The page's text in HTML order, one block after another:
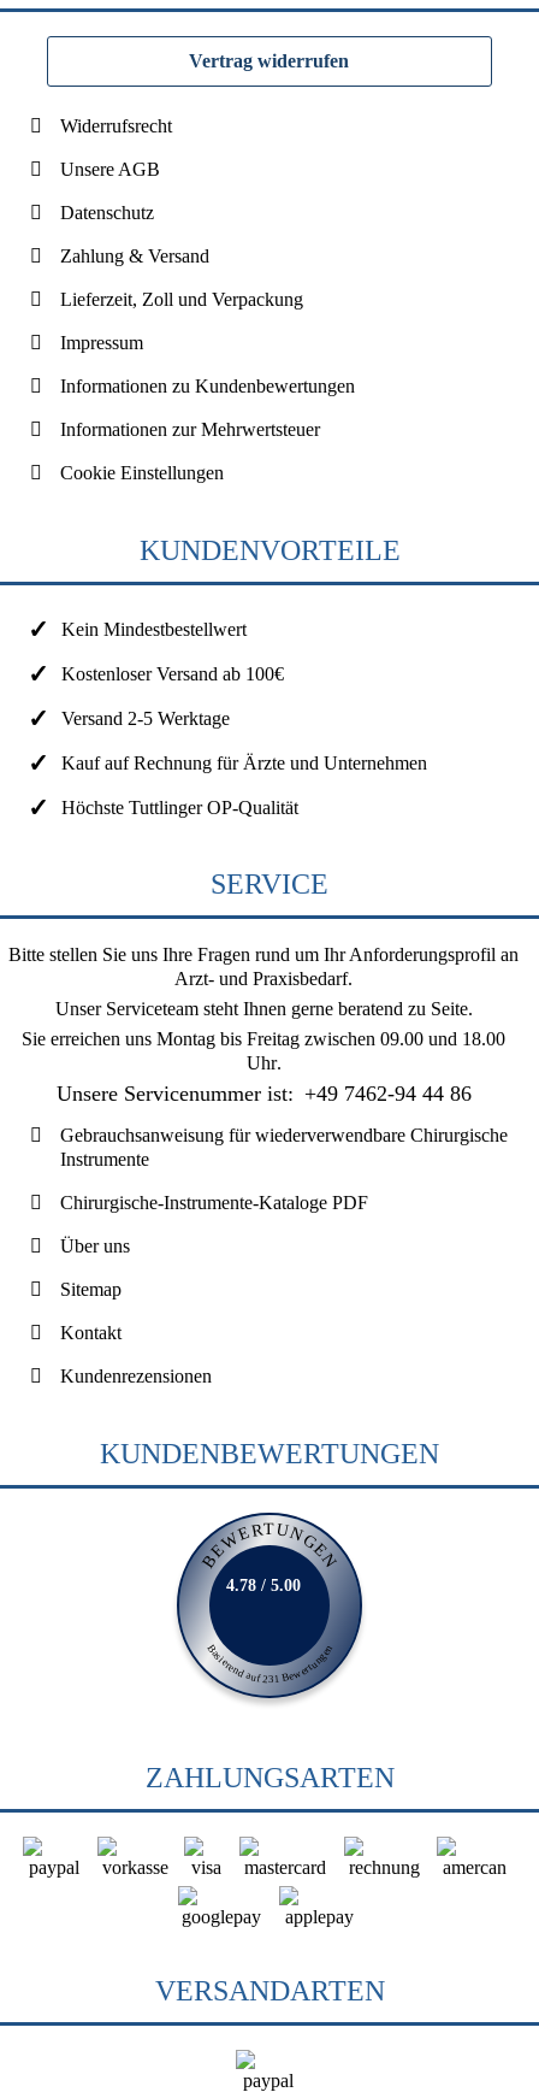
Vertrag widerrufen
Widerrufsrecht
Unsere AGB
Datenschutz
Zahlung & Versand
Lieferzeit, Zoll und Verpackung
Impressum
Informationen zu Kundenbewertungen
Informationen zur Mehrwertsteuer
Cookie Einstellungen
KUNDENVORTEILE
Kein Mindestbestellwert
Kostenloser Versand ab 100€
Versand 2-5 Werktage
Kauf auf Rechnung für Ärzte und Unternehmen
Höchste Tuttlinger OP-Qualität
SERVICE
Bitte stellen Sie uns Ihre Fragen rund um Ihr Anforderungsprofil an
Arzt- und Praxisbedarf.
Unser Serviceteam steht Ihnen gerne beratend zu Seite.
Sie erreichen uns Montag bis Freitag zwischen 09.00 und 18.00
Uhr.
Unsere Servicenummer ist: +49 7462-94 44 86
Gebrauchsanweisung für wiederverwendbare Chirurgische
Instrumente
Chirurgische-Instrumente-Kataloge PDF
Über uns
Sitemap
Kontakt
Kundenrezensionen
KUNDENBEWERTUNGEN
BEWERTUNGEN
Basierend auf 231 Bewertungen
4.78 / 5.00
ZAHLUNGSARTEN
VERSANDARTEN